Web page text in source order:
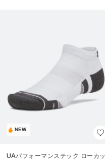
NEW
UAパフォーマンステック ローカッ